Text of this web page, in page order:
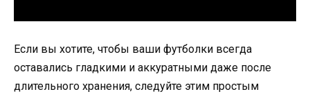
Если вы хотите, чтобы ваши футболки всегда
оставались гладкими и аккуратными даже после
длительного хранения, следуйте этим простым